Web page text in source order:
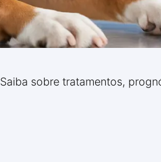
sobre tratamentos,